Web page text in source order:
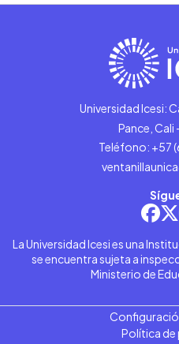
Universidad Icesi:
Pance,
Teléfono: +57
La Universidad Icesi es una
se encuentra sujeta a
Ministerio de
Política de